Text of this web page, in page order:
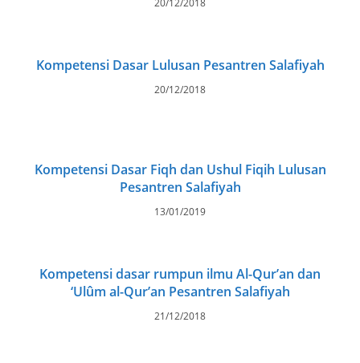
20/12/2018
Kompetensi Dasar Lulusan Pesantren Salafiyah
20/12/2018
Kompetensi Dasar Fiqh dan Ushul Fiqih Lulusan
Pesantren Salafiyah
13/01/2019
Kompetensi dasar rumpun ilmu Al-Qur’an dan
‘Ulûm al-Qur’an Pesantren Salafiyah
21/12/2018